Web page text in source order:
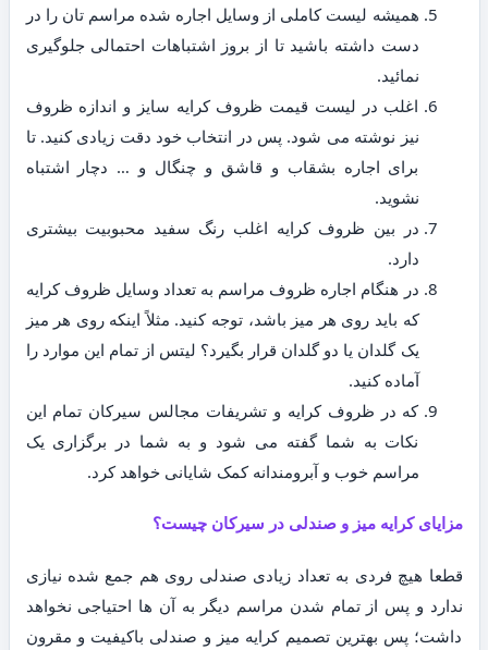
همیشه لیست کاملی از وسایل اجاره شده مراسم تان را در
دست داشته باشید تا از بروز اشتباهات احتمالی جلوگیری
نمائید.
اغلب در لیست قیمت ظروف کرایه سایز و اندازه ظروف
نیز نوشته می شود. پس در انتخاب خود دقت زیادی کنید. تا
برای اجاره بشقاب و قاشق و چنگال و … دچار اشتباه
نشوید.
در بین ظروف کرایه اغلب رنگ سفید محبوبیت بیشتری
دارد.
در هنگام اجاره ظروف مراسم به تعداد وسایل ظروف کرایه
که باید روی هر میز باشد، توجه کنید. مثلاً اینکه روی هر میز
یک گلدان یا دو گلدان قرار بگیرد؟ لیتس از تمام این موارد را
آماده کنید.
که در ظروف کرایه و تشریفات مجالس سیرکان تمام این
نکات به شما گفته می شود و به شما در برگزاری یک
مراسم خوب و آبرومندانه کمک شایانی خواهد کرد.
مزایای کرایه میز و صندلی در سیرکان چیست؟
قطعا هیچ فردی به تعداد زیادی صندلی روی هم جمع شده نیازی
ندارد و پس از تمام شدن مراسم دیگر به آن ها احتیاجی نخواهد
داشت؛ پس بهترین تصمیم کرایه میز و صندلی باکیفیت و مقرون